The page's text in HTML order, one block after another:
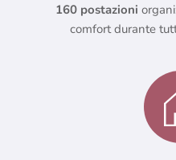
160 postazioni
comfort durante